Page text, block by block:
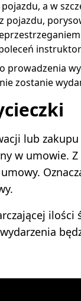
a w
pojazdu,
prowadzenia
zostanie
lub
w umowie.